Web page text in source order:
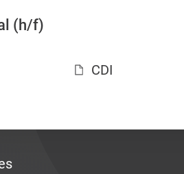
(h/f)
CDI